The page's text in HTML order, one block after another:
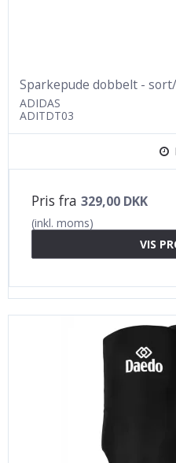
Sparkepude dobbelt -
ADIDAS
ADITDT03
Pris fra 329,00 DKK
(inkl. moms)
VIS